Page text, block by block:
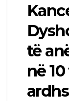
të
në